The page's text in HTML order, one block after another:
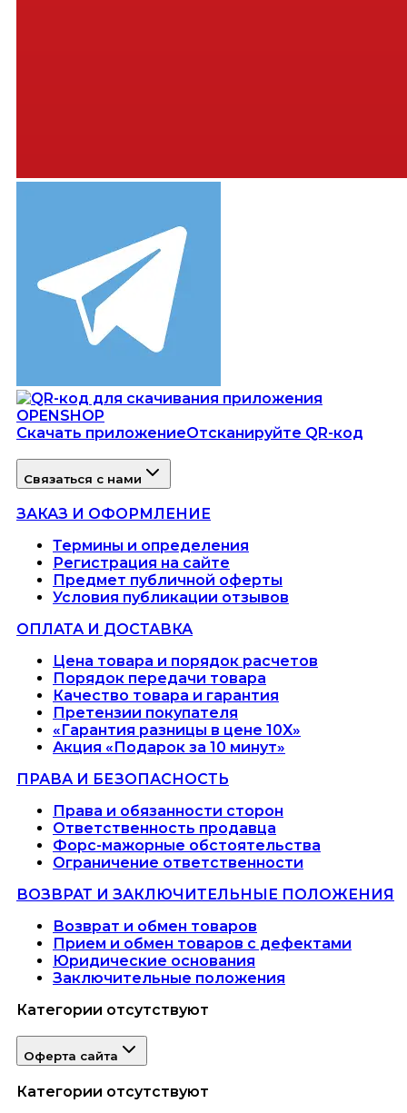
Скачать приложениеОтсканируйте QR-код
Связаться с нами
ЗАКАЗ И ОФОРМЛЕНИЕ
Термины и определения
Регистрация на сайте
Предмет публичной оферты
Условия публикации отзывов
ОПЛАТА И ДОСТАВКА
Цена товара и порядок расчетов
Порядок передачи товара
Качество товара и гарантия
Претензии покупателя
«Гарантия разницы в цене 10X»
Акция «Подарок за 10 минут»
ПРАВА И БЕЗОПАСНОСТЬ
Права и обязанности сторон
Ответственность продавца
Форс-мажорные обстоятельства
Ограничение ответственности
ВОЗВРАТ И ЗАКЛЮЧИТЕЛЬНЫЕ ПОЛОЖЕНИЯ
Возврат и обмен товаров
Прием и обмен товаров с дефектами
Юридические основания
Заключительные положения
Категории отсутствуют
Оферта сайта
Категории отсутствуют